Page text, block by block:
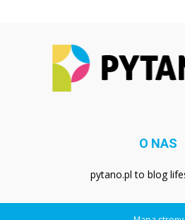
O NAS
pytano.pl to blog